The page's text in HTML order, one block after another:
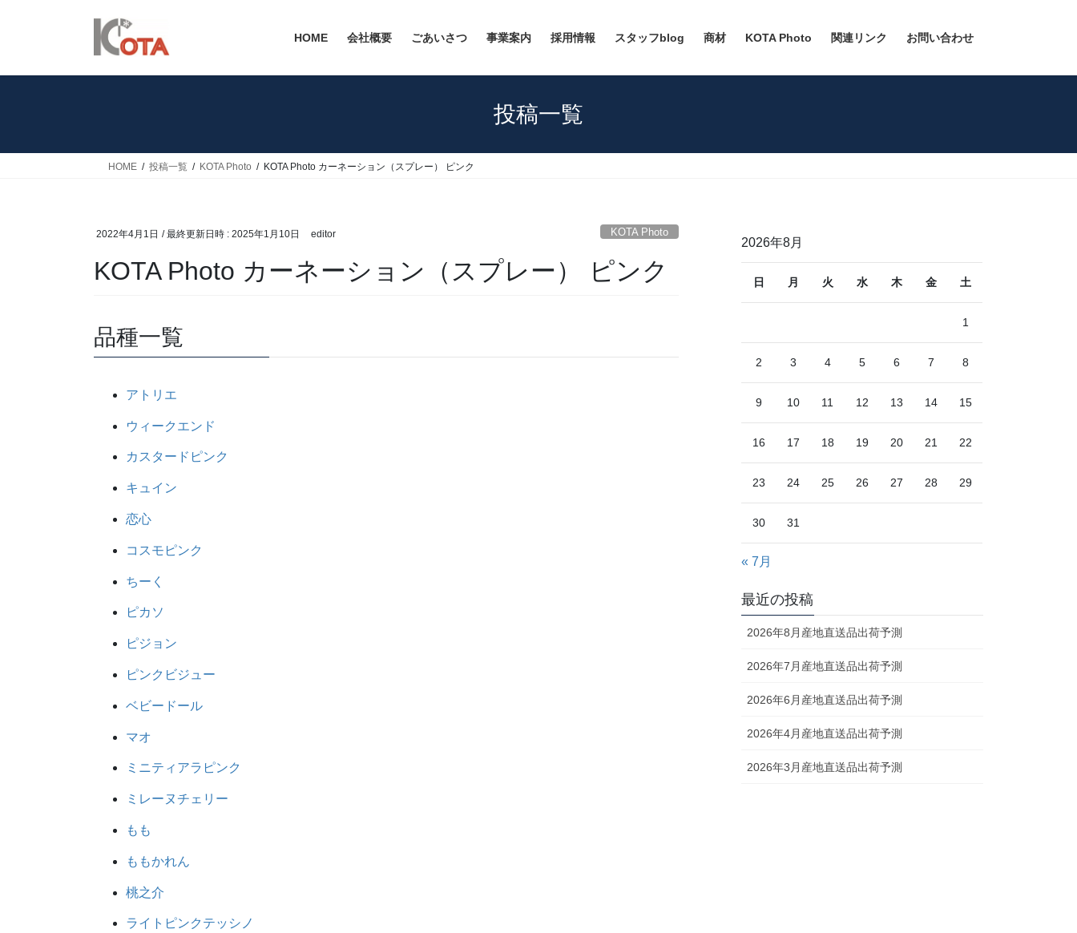
HOME 会社概要 ごあいさつ 事業案内 採用情報 スタッフblog 商材 KOTA Photo 関連リンク お問い合わせ
投稿一覧
HOME 投稿一覧 KOTA Photo KOTA Photo カーネーション（スプレー） ピンク
2022年4月1日 / 最終更新日時 : 2025年1月10日 editor KOTA Photo
KOTA Photo カーネーション（スプレー） ピンク
品種一覧
アトリエ
ウィークエンド
カスタードピンク
キュイン
恋心
コスモピンク
ちーく
ピカソ
ピジョン
ピンクビジュー
ベビードール
マオ
ミニティアラピンク
ミレーヌチェリー
もも
ももかれん
桃之介
ライトピンクテッシノ
2026年8月
日 月 火 水 木 金 土
1
2 3 4 5 6 7 8
9 10 11 12 13 14 15
16 17 18 19 20 21 22
23 24 25 26 27 28 29
30 31
« 7月
最近の投稿
2026年8月産地直送品出荷予測
2026年7月産地直送品出荷予測
2026年6月産地直送品出荷予測
2026年4月産地直送品出荷予測
2026年3月産地直送品出荷予測